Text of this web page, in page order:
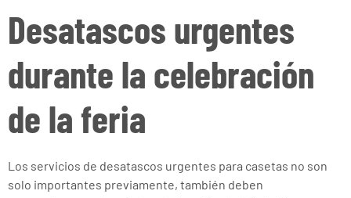
Desatascos urgentes
durante la celebración
de la feria
Los servicios de desatascos urgentes para casetas no son
solo importantes previamente, también deben